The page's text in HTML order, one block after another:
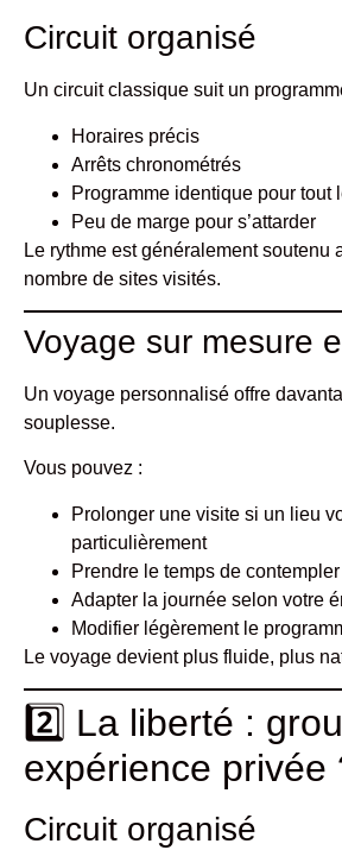
Circuit organisé
Un circuit classique suit un
Horaires précis
Arrêts chronométrés
Programme identique pour tout
Peu de marge pour s’attarder
Le rythme est généralement soutenu
nombre de sites visités.
Voyage sur mesure
Un voyage personnalisé offre
souplesse.
Vous pouvez :
Prolonger une visite si un lieu
particulièrement
Prendre le temps de
Adapter la journée selon votre
Modifier légèrement le
Le voyage devient plus fluide, plus
2️⃣ La liberté :
expérience privée
Circuit organisé